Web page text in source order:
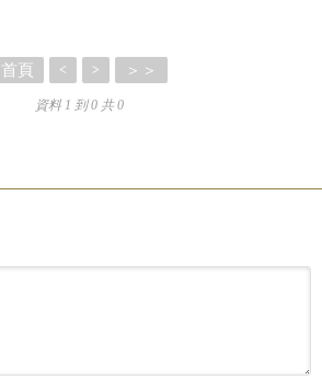
首頁 < > ＞＞
資料 1 到 0 共 0